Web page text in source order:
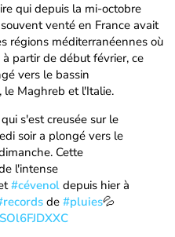
qui depuis la mi-octobre
venté en France avait
régions méditerranéennes où
à partir de début février, ce
vers le bassin
le Maghreb et l'Italie.
qui s'est creusée sur le
soir a plongé vers le
Cette
l'intense
#cévenol depuis hier à
de #pluies💦